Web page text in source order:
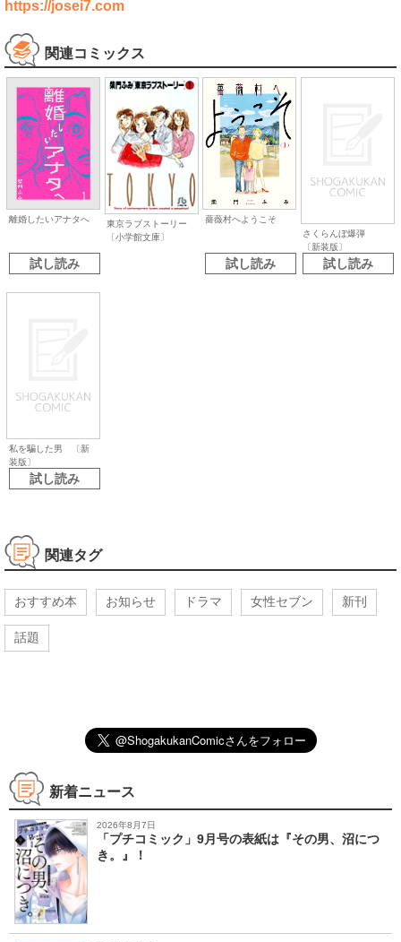
https://josei7.com
関連コミックス
離婚したいアナタへ
試し読み
東京ラブストーリー
〔小学館文庫〕
薔薇村へようこそ
試し読み
さくらんぼ爆弾
〔新装版〕
試し読み
私を騙した男 〔新
装版〕
試し読み
関連タグ
おすすめ本 お知らせ ドラマ 女性セブン 新刊
話題
新着ニュース
2026年8月7日
「プチコミック」9月号の表紙は『その男、沼につ
き。』！